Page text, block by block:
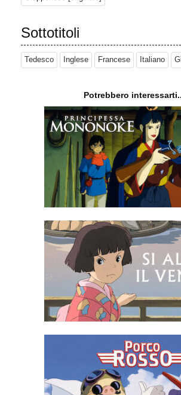
l'esempio delle kitsune: si fondono nella
uno, abbandonando quelli che non riescono
Sebbene l'appello dei media arrivi troppo
i costruttori a destinare alcune aree a parco.
trasformano. Alcuni cercano di sopravvivere
per rovistare tra gli scarti umani in cerca di
disperdono in campagna per competere con
Un giorno, Shoukichi, che si è unito al mondo
tornando a casa dal lavoro quando vede un
trasformato che salta in una fessura di un
nella fessura e segue il sentiero che porta a
trasforma con gioia in un tanuki e si unisce a
Shoukichi, Ponkichi, si rivolge allo spettatore
umani di essere più rispettosi dei tanuki e
dotati di capacità di trasformazione e di non
spazio vitale; mentre la visuale si allontana,
si rivela come un campo da golf all'interno di
Sottotitoli
Tedesco Inglese Francese Italiano
Potrebbero